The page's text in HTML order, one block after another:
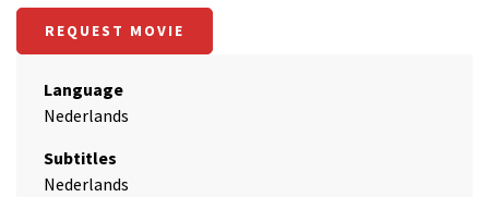
REQUEST MOVIE
Language
Nederlands
Subtitles
Nederlands